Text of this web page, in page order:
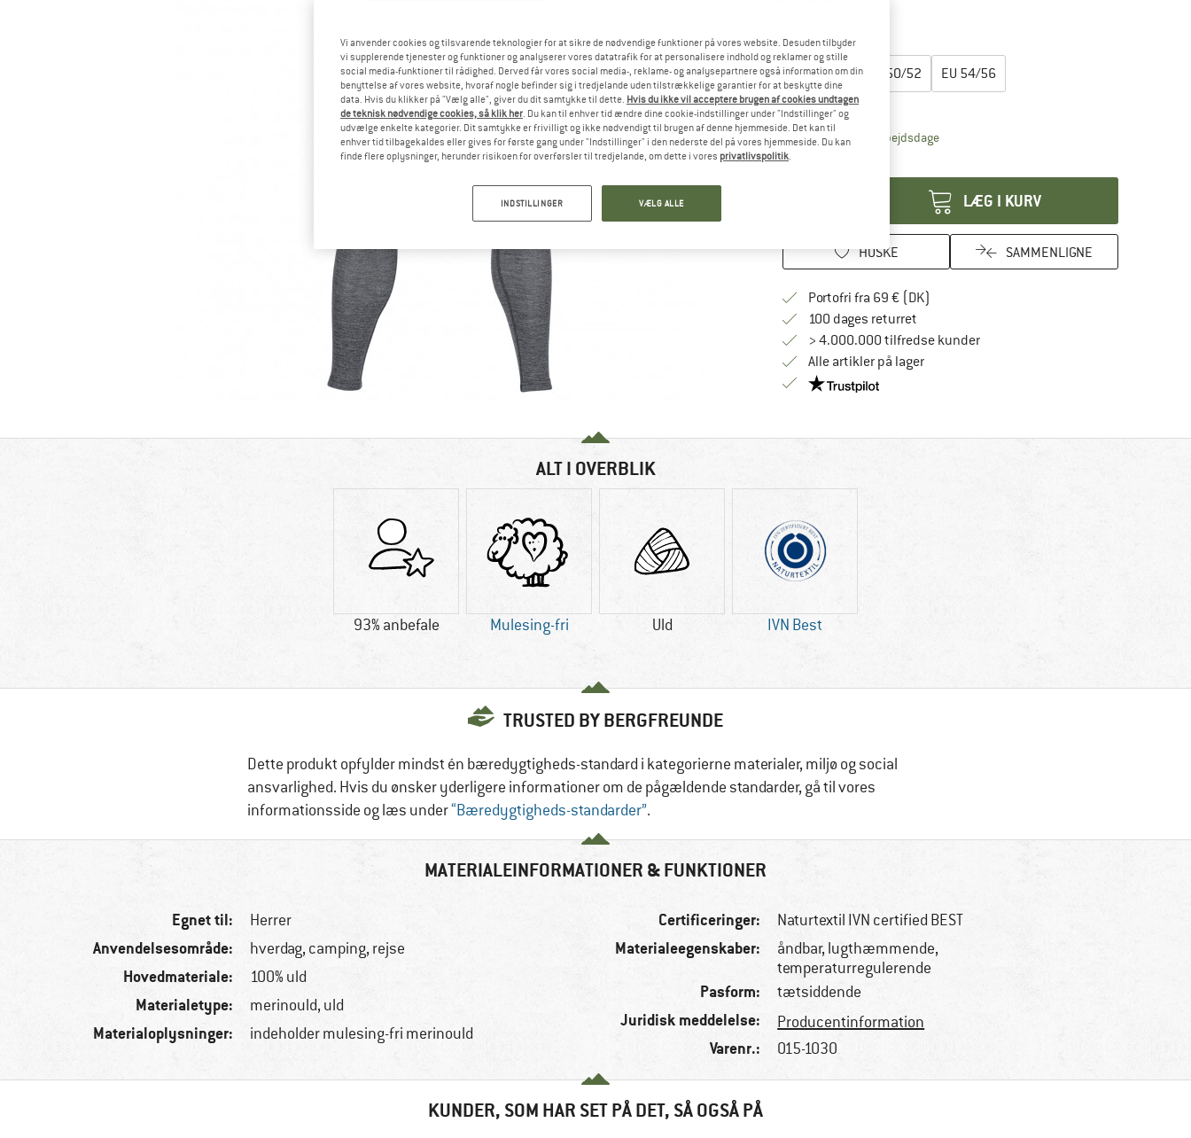
Vælg en størrelse:
EU46/48 50/52 EU 54/56
Størrelsestabel
Leveringstid: 4-6 arbejdsdageLinket åbnes i en infoboks og indeholder
Antal:
LÆG I KURV
HUSKE SAMMENLIGNE
Portofri fra 69 € (DK)
100 dages returretGå til returretten her Åbnes i en infoboks
> 4.000.000 tilfredse kunder
Alle artikler på lager
Vi er Trustpilot-certificeret - oplysningerne får du
ALT I OVERBLIK
93% anbefale Mulesing-fri Uld IVN Best
TRUSTED BY BERGFREUNDE
Dette produkt opfylder mindst én bæredygtigheds-standard i kategorierne materialer, miljø og social
ansvarlighed. Hvis du ønsker yderligere informationer om de pågældende standarder, gå til vores
informationsside og læs under“Bæredygtigheds-standarder”.
MATERIALEINFORMATIONER & FUNKTIONER
Egnet til: Herrer
Anvendelsesområde: hverdag, camping, rejse
Hovedmateriale: 100% uld
Materialetype: merinould, uld
Materialoplysninger: indeholder mulesing-fri merinould
Certificeringer: Naturtextil IVN certified BEST
Materialeegenskaber:
åndbar, lugthæmmende,
temperaturregulerende
Pasform: tætsiddende
Juridisk meddelelse: Producentinformation
Varenr.: 015-1030
KUNDER, SOM HAR SET PÅ DET, SÅ OGSÅ PÅ
Vi anvender cookies og tilsvarende teknologier for at sikre de nødvendige funktioner på vores website. Desuden tilbyder
vi supplerende tjenester og funktioner og analyserer vores datatrafik for at personalisere indhold og reklamer og stille
social media-funktioner til rådighed. Derved får vores social media-, reklame- og analysepartnere også information om din
benyttelse af vores website, hvoraf nogle befinder sig i tredjelande uden tilstrækkelige garantier for at beskytte dine
data. Hvis du klikker på "Vælg alle", giver du dit samtykke til dette. Hvis du ikke vil acceptere brugen af cookies undtagen
de teknisk nødvendige cookies, så klik her. Du kan til enhver tid ændre dine cookie-indstillinger under "Indstillinger" og
udvælge enkelte kategorier. Dit samtykke er frivilligt og ikke nødvendigt til brugen af denne hjemmeside. Det kan til
enhver tid tilbagekaldes eller gives for første gang under "Indstillinger" i den nederste del på vores hjemmeside. Du kan
finde flere oplysninger, herunder risikoen for overførsler til tredjelande, om dette i vores privatlivspolitik.
INDSTILLINGER VÆLG ALLE